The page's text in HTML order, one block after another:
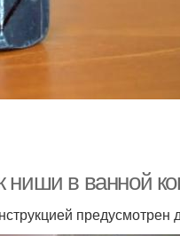
ниши в ванной
предусмотрен